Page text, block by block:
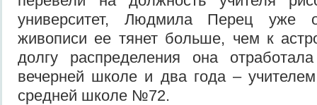
университет, Людмила Перец уже
живописи ее тянет больше, чем к
долгу распределения она
вечерней школе и два года –
средней школе №72.